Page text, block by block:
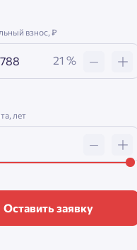
взнос, ₽
21 %
лет
Оставить заявку